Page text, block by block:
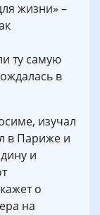
жизни» –
ту самую
в
изучал
в Париже и
и
о
на